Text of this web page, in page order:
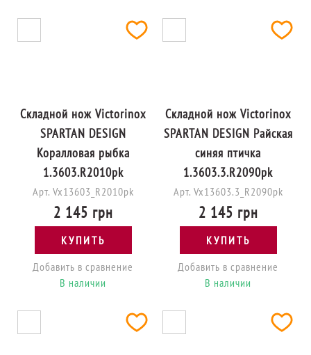
Складной нож Victorinox
SPARTAN DESIGN
Коралловая рыбка
1.3603.R2010pk
Арт. Vx13603_R2010pk
2 145 грн
КУПИТЬ
Добавить в сравнение
В наличии
Складной нож Victorinox
SPARTAN DESIGN Райская
синяя птичка
1.3603.3.R2090pk
Арт. Vx13603.3_R2090pk
2 145 грн
КУПИТЬ
Добавить в сравнение
В наличии